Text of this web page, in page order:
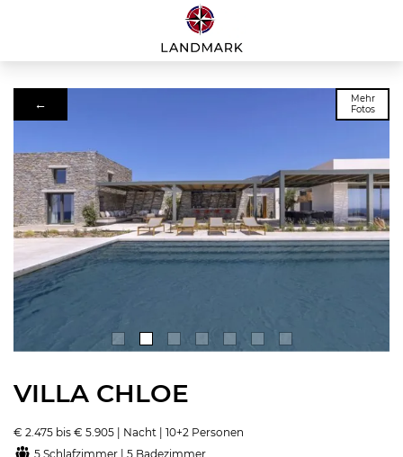
←
Mehr
Fotos
VILLA CHLOE
€ 2.475 bis € 5.905 | Nacht | 10+2 Personen
5 Schlafzimmer | 5 Badezimmer